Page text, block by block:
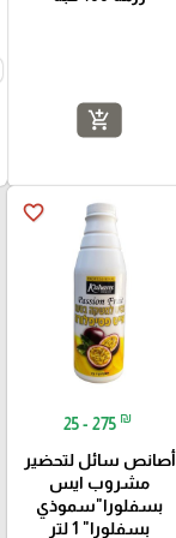
add_shopping_cart
favorite_border
25 - 275 ₪
أصانص سائل لتحضير
مشروب ايس
بسفلورا"سموذي
بسفلورا" 1 لتر